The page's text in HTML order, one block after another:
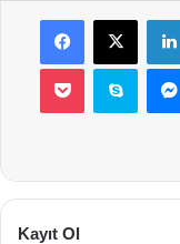
Facebook
X
Pocket Skype
Kayıt Ol